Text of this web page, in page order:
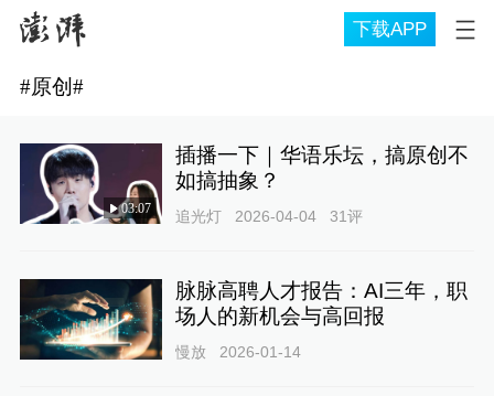
下载APP
#原创 #
03:07
插播一下｜华语乐坛，搞原创不
如搞抽象？
追光灯 2026-04-04 31评
脉脉高聘人才报告：AI三年，职
场人的新机会与高回报
慢放 2026-01-14